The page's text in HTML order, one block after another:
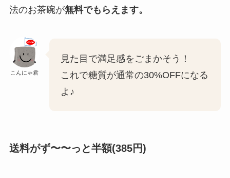
法のお茶碗が無料でもらえます。
こんにゃ君
見た目で満足感をごまかそう！
これで糖質が通常の30%OFFになる
よ♪
送料がず〜〜っと半額(385円)